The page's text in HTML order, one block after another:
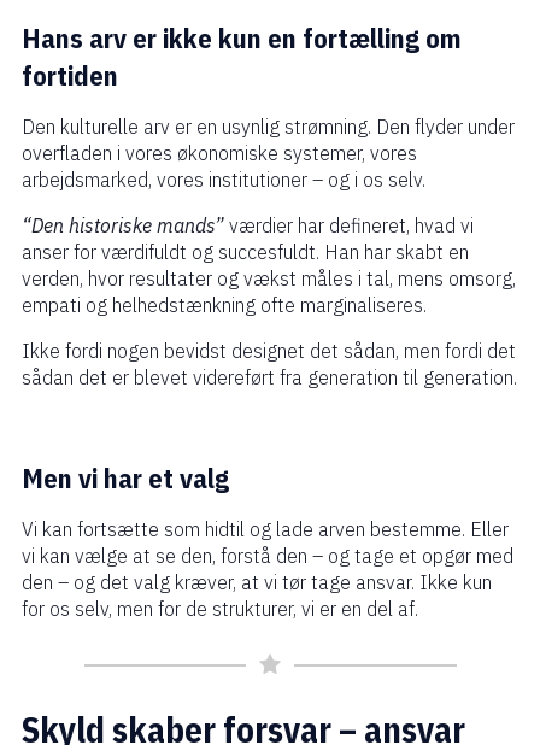
Hans arv er ikke kun en fortælling om
fortiden
Den kulturelle arv er en usynlig strømning. Den flyder under
overfladen i vores økonomiske systemer, vores
arbejdsmarked, vores institutioner – og i os selv.
“Den historiske mands” værdier har defineret, hvad vi
anser for værdifuldt og succesfuldt. Han har skabt en
verden, hvor resultater og vækst måles i tal, mens omsorg,
empati og helhedstænkning ofte marginaliseres.
Ikke fordi nogen bevidst designet det sådan, men fordi det
sådan det er blevet videreført fra generation til generation.
Men vi har et valg
Vi kan fortsætte som hidtil og lade arven bestemme. Eller
vi kan vælge at se den, forstå den – og tage et opgør med
den – og det valg kræver, at vi tør tage ansvar. Ikke kun
for os selv, men for de strukturer, vi er en del af.
Skyld skaber forsvar – ansvar